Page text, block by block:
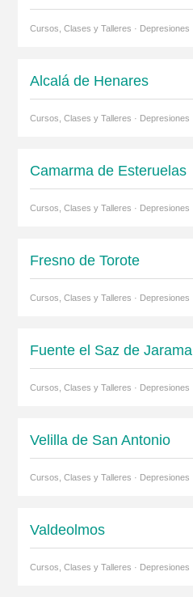
Cursos, Clases y Talleres · Depresiones
Alcalá de Henares
Cursos, Clases y Talleres · Depresiones
Camarma de Esteruelas
Cursos, Clases y Talleres · Depresiones
Fresno de Torote
Cursos, Clases y Talleres · Depresiones
Fuente el Saz de Jarama
Cursos, Clases y Talleres · Depresiones
Velilla de San Antonio
Cursos, Clases y Talleres · Depresiones
Valdeolmos
Cursos, Clases y Talleres · Depresiones